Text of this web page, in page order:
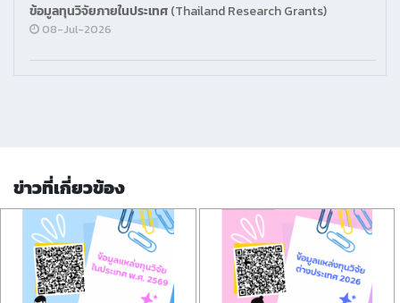
ข้อมูลทุนวิจัยภายในประเทศ (Thailand Research Grants)
08-Jul-2026
ข่าวที่เกี่ยวข้อง